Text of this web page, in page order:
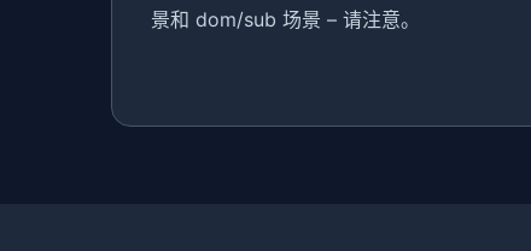
景和 dom/sub 场景 – 请注意。